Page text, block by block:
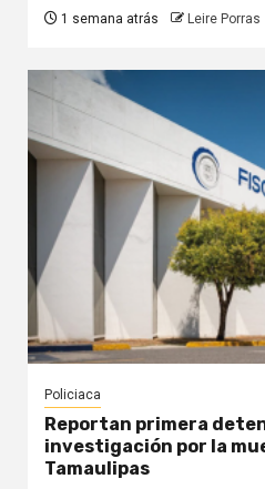
1 semana atrás Leire Porras
Policiaca
Reportan primera
investigación por la
Tamaulipas